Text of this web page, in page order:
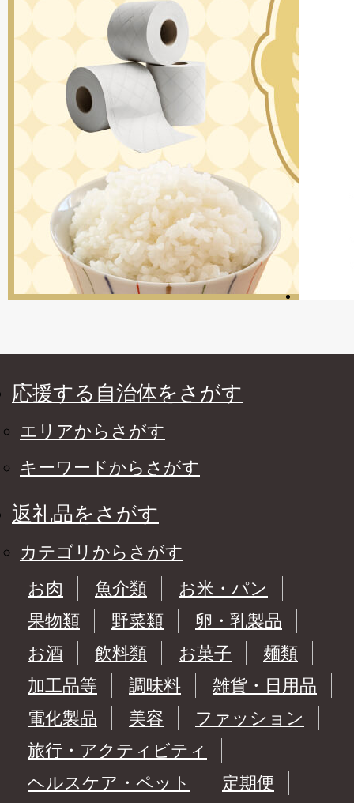
応援する自治体をさがす
エリアからさがす
キーワードからさがす
返礼品をさがす
カテゴリからさがす
お肉
魚介類
お米・パン
果物類
野菜類
卵・乳製品
お酒
飲料類 お菓子
麺類
加工品等
調味料
雑貨・日用品
電化製品
美容
ファッション
旅行・アクティビティ
ヘルスケア・ペット
定期便